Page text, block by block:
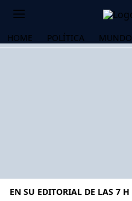
HOME POLÍTICA MUNDO
EN SU EDITORIAL DE LAS 7 H